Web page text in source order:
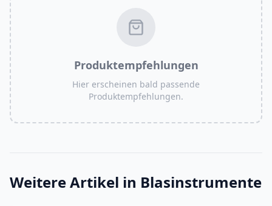
Produktempfehlungen
Hier erscheinen bald passende
Produktempfehlungen.
Weitere Artikel in Blasinstrumente